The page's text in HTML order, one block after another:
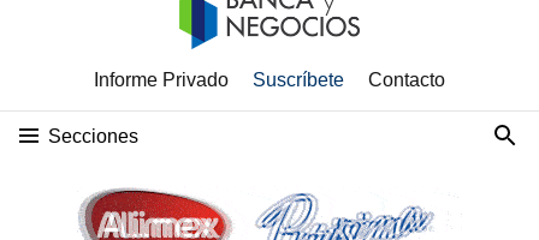
Informe Privado Suscríbete Contacto
Secciones